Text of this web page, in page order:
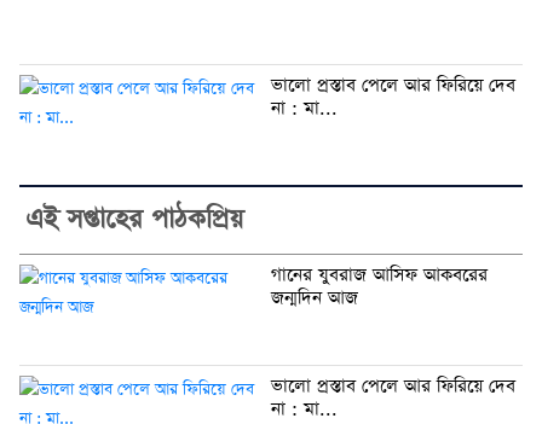
ভালো প্রস্তাব পেলে আর ফিরিয়ে দেব
না : মা...
এই সপ্তাহের পাঠকপ্রিয়
গানের যুবরাজ আসিফ আকবরের
জন্মদিন আজ
ভালো প্রস্তাব পেলে আর ফিরিয়ে দেব
না : মা...